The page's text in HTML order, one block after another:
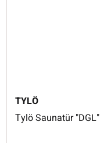
TYLÖ
Tylö Saunatür "DGL"